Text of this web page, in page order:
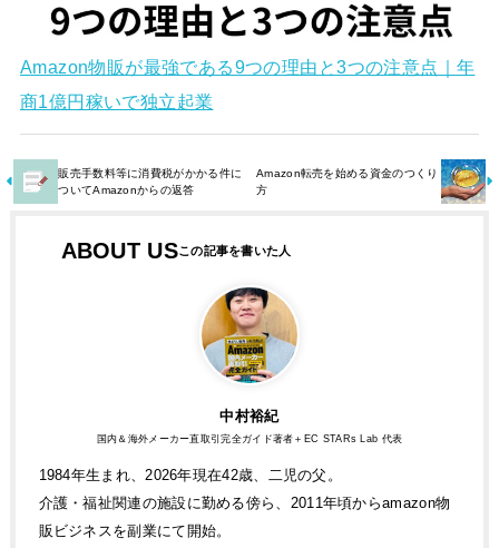
Amazon物販が最強である9つの理由と3つの注意点｜年
商1億円稼いで独立起業
販売手数料等に消費税がかかる件に
ついてAmazonからの返答
Amazon転売を始める資金のつくり
方
ABOUT US
中村裕紀
国内＆海外メーカー直取引完全ガイド著者＋EC STARs Lab 代表
1984年生まれ、2026年現在42歳、二児の父。
介護・福祉関連の施設に勤める傍ら、2011年頃からamazon物
販ビジネスを副業にて開始。